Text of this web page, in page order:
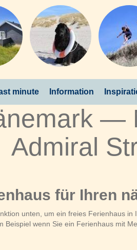
minute Information
—
Admiral
für Ihren
unten, um ein freies Ferienhaus
Beispiel wenn Sie ein Ferienhaus mit